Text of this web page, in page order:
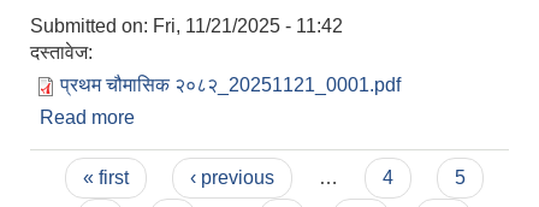
Submitted on: Fri, 11/21/2025 - 11:42
दस्तावेज:
प्रथम चौमासिक २०८२_20251121_0001.pdf
Read more
Pages
« first ‹ previous … 4
5